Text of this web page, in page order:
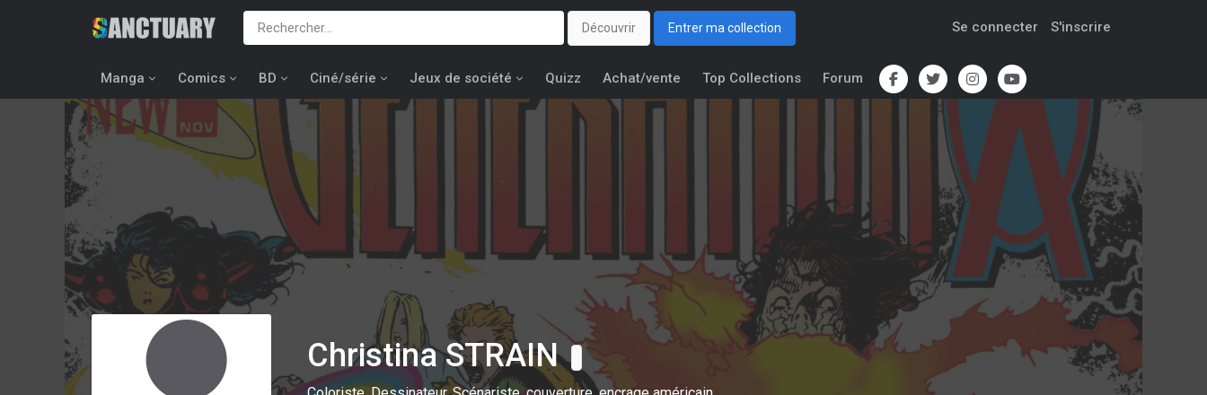
Découvrir Entrer ma collection Se connecter S'inscrire
Manga Comics BD Ciné/série Jeux de société Quizz Achat/vente Top Collections Forum
Christina STRAIN